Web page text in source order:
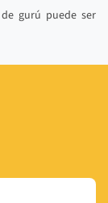
gurú puede ser